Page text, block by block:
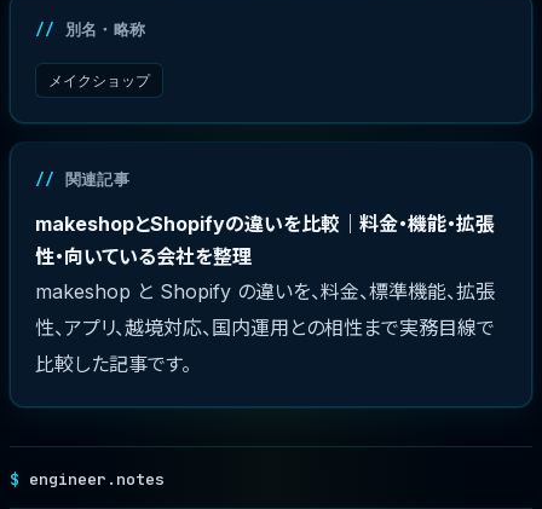
別名・略称
メイクショップ
関連記事
makeshopとShopifyの違いを比較｜料金・機能・拡張
性・向いている会社を整理
makeshop と Shopify の違いを、料金、標準機能、拡張
性、アプリ、越境対応、国内運用との相性まで実務目線で
比較した記事です。
engineer.notes